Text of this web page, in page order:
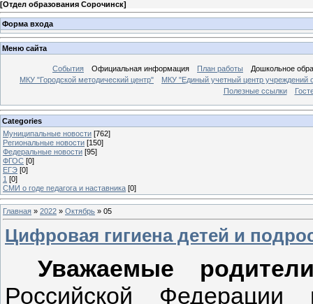
[Отдел образования Сорочинск]
Форма входа
Меню сайта
События Официальная информация План работы
Дошкольное
МКУ "Городской методический центр"
МКУ "Единый учетный центр учреждений
Полезные ссылки
Categories
Муниципальные новости [762]
Региональные новости [150]
Федеральные новости [95]
ФГОС [0]
ЕГЭ [0]
1 [0]
СМИ о годе педагога и наставника [0]
Главная » 2022 » Октябрь » 05
Цифровая гигиена детей и
Уважаемые
Российской